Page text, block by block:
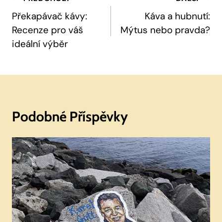
Pro
Příspěvek
Překapávač kávy:
Recenze pro váš
ideální výběr
Káva a hubnutí:
Mýtus nebo pravda?
Podobné Příspěvky